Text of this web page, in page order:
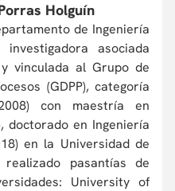
Holguín
de Ingeniería
asociada
vinculada al Grupo de
(GDPP), categoría
con maestría en
doctorado en Ingeniería
en la Universidad de
pasantías de
University of